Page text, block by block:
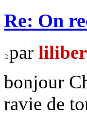
Re: On
par liliber
bonjour
ravie de